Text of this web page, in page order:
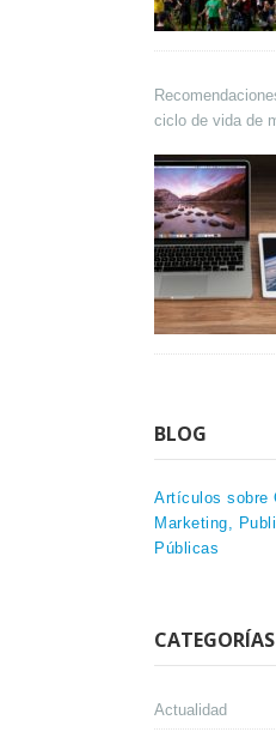
ciclo de vida de
BLOG
Artículos sobre
Marketing,
Públicas
CATEGORÍAS
Actualidad